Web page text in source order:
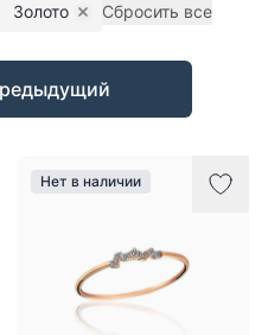
filter
Золото Remove filter
Сбросить все
Нет в наличии